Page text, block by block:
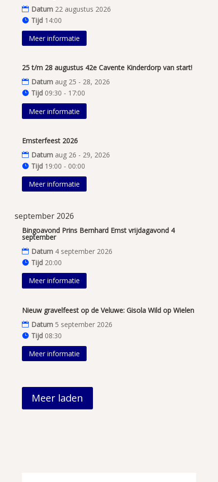
Datum 22 augustus 2026
Tijd 14:00
Meer informatie
25 t/m 28 augustus 42e Cavente Kinderdorp van start!
Datum aug 25 - 28, 2026
Tijd 09:30 - 17:00
Meer informatie
Emsterfeest 2026
Datum aug 26 - 29, 2026
Tijd 19:00 - 00:00
Meer informatie
september 2026
Bingoavond Prins Bernhard Emst vrijdagavond 4
september
Datum 4 september 2026
Tijd 20:00
Meer informatie
Nieuw gravelfeest op de Veluwe: Gisola Wild op Wielen
Datum 5 september 2026
Tijd 08:30
Meer informatie
Meer laden